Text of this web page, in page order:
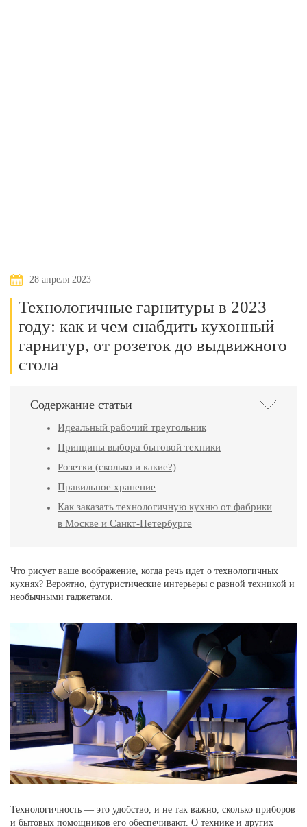
28 апреля 2023
Технологичные гарнитуры в 2023
году: как и чем снабдить кухонный
гарнитур, от розеток до выдвижного
стола
Содержание статьи
Идеальный рабочий треугольник
Принципы выбора бытовой техники
Розетки (сколько и какие?)
Правильное хранение
Как заказать технологичную кухню от фабрики
в Москве и Санкт-Петербурге
Что рисует ваше воображение, когда речь идет о технологичных
кухнях? Вероятно, футуристические интерьеры с разной техникой и
необычными гаджетами.
Технологичность — это удобство, и не так важно, сколько приборов
и бытовых помощников его обеспечивают. О технике и других